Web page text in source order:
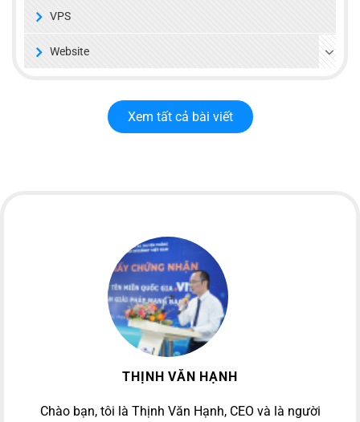
VPS
Website
Xem tất cả bài viết
THỊNH VĂN HẠNH
Chào bạn, tôi là Thịnh Văn Hạnh, CEO và là người